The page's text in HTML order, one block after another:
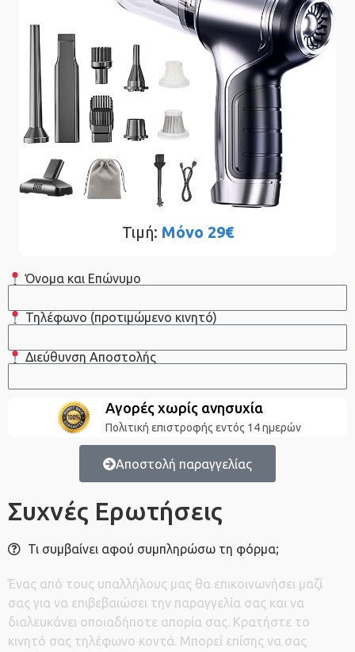
Τιμή: Μόνο 29€
Όνομα και Επώνυμο
Τηλέφωνο (προτιμώμενο κινητό)
Διεύθυνση Αποστολής
Αγορές χωρίς ανησυχία
Πολιτική επιστροφής εντός 14 ημερών
Αποστολή παραγγελίας
Συχνές Ερωτήσεις
Τι συμβαίνει αφού συμπληρώσω τη φόρμα;
Ένας από τους υπαλλήλους μας θα επικοινωνήσει μαζί
σας για να επιβεβαιώσει την παραγγελία σας και να
διαλευκάνει οποιαδήποτε απορία σας. Κρατήστε το
κινητό σας τηλέφωνο κοντά. Μπορεί επίσης να σας